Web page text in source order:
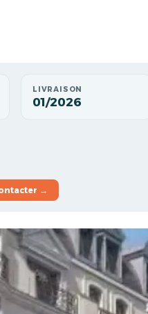
LIVRAISON
01/2026
→